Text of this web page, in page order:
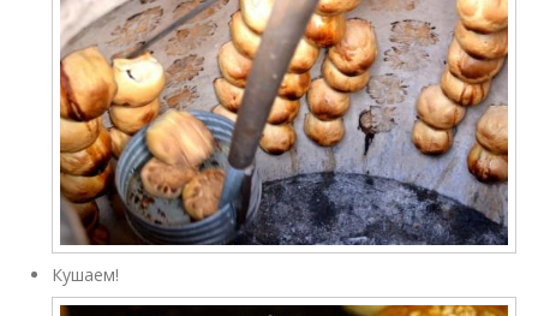
Кушаем!